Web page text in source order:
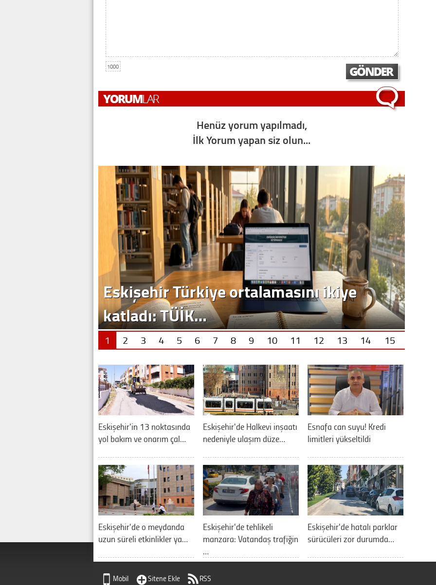
1000
Henüz yorum yapılmadı,
İlk Yorum yapan siz olun...
1 2 3 4 5 6 7 8 9 10 11 12 13 14 15
Eskişehir'in 13 noktasında
yol bakım ve onarım çal…
Eskişehir'de Halkevi inşaatı
nedeniyle ulaşım düze…
Esnafa can suyu! Kredi
limitleri yükseltildi
Eskişehir'de o meydanda
uzun süreli etkinlikler ya…
Eskişehir'de tehlikeli
manzara: Vatandaş trafiğin
…
Eskişehir'de hatalı parklar
sürücüleri zor durumda…
Mobil Sitene Ekle RSS